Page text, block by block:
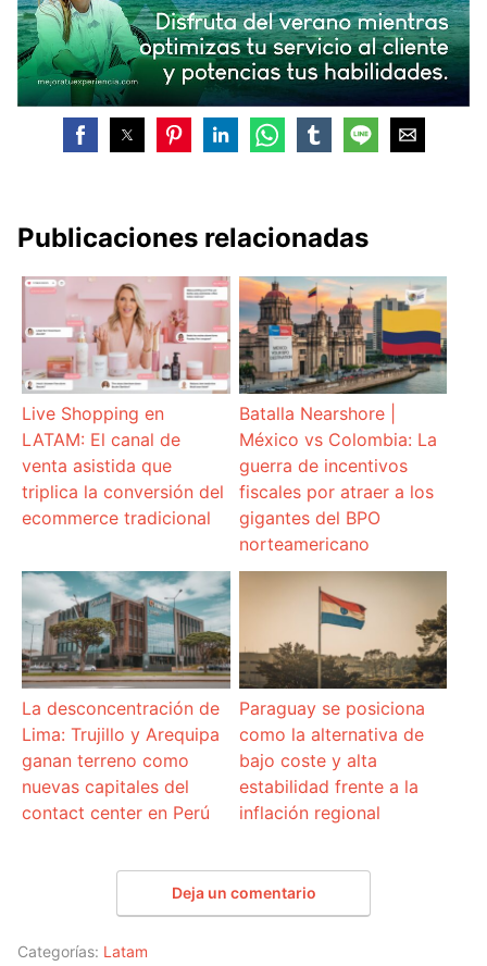
Publicaciones relacionadas
Live Shopping en
LATAM: El canal de
venta asistida que
triplica la conversión del
ecommerce tradicional
Batalla Nearshore |
México vs Colombia: La
guerra de incentivos
fiscales por atraer a los
gigantes del BPO
norteamericano
La desconcentración de
Lima: Trujillo y Arequipa
ganan terreno como
nuevas capitales del
contact center en Perú
Paraguay se posiciona
como la alternativa de
bajo coste y alta
estabilidad frente a la
inflación regional
Deja un comentario
Categorías: Latam